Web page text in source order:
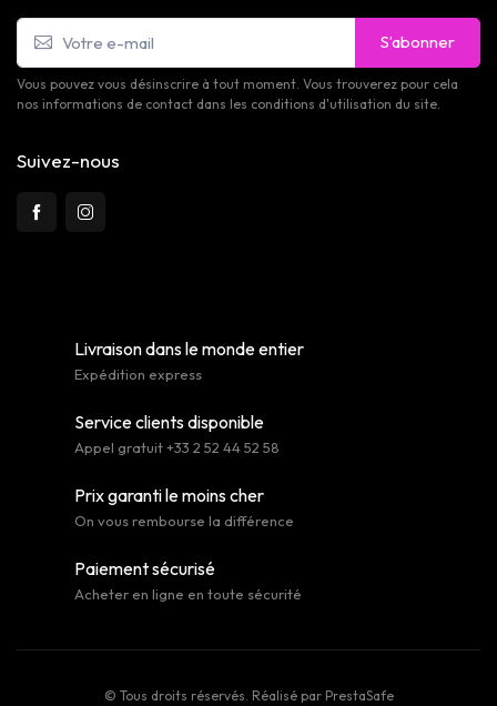
S’abonner
Vous pouvez vous désinscrire à tout moment. Vous trouverez pour cela
nos informations de contact dans les conditions d'utilisation du site.
Suivez-nous
Livraison dans le monde entier
Expédition express
Service clients disponible
Appel gratuit +33 2 52 44 52 58
Prix garanti le moins cher
On vous rembourse la différence
Paiement sécurisé
Acheter en ligne en toute sécurité
© Tous droits réservés. Réalisé par PrestaSafe